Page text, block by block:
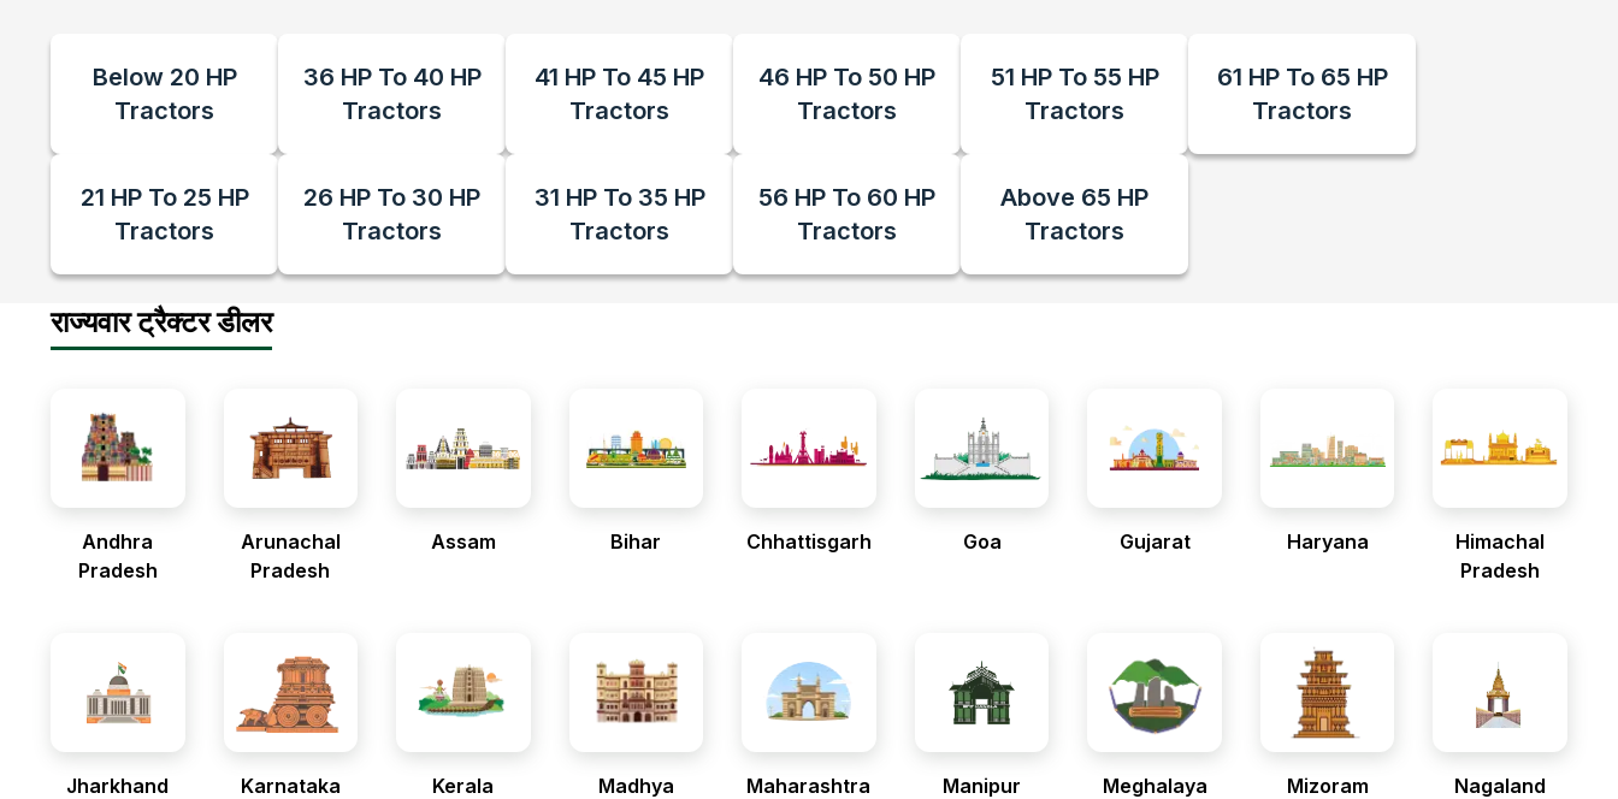
Below 20 HP
Tractors
36 HP To 40 HP
Tractors
41 HP To 45 HP
Tractors
46 HP To 50 HP
Tractors
51 HP To 55 HP
Tractors
61 HP To 65 HP
Tractors
21 HP To 25 HP
Tractors
26 HP To 30 HP
Tractors
31 HP To 35 HP
Tractors
56 HP To 60 HP
Tractors
Above 65 HP
Tractors
राज्यवार ट्रैक्टर डीलर
Andhra
Pradesh
Arunachal
Pradesh
Assam Bihar Chhattisgarh Goa Gujarat Haryana
Himachal
Pradesh
Jharkhand Karnataka Kerala
Madhya
Maharashtra Manipur Meghalaya Mizoram Nagaland